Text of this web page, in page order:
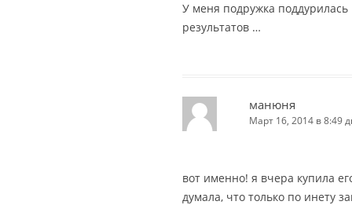
У меня подружка поддурилась
результатов …
манюня
Март 16, 2014 в 8:49
вот именно! я вчера купила
думала, что только по инету